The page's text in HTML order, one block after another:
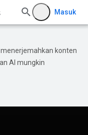
Masuk
konten
AI mungkin